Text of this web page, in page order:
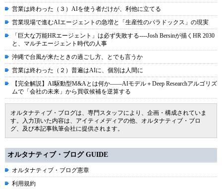
営業は終わった（３）AIを使う者だけが、利他に立てる
営業現場で進むAIエージェントの急増と「生産性のパラドックス」の現実
「巨大な万能HRエージェント」は必ず失敗する----Josh Bersinが描くHR 2030
と、マルチエージェント時代の人事
沖縄で台風が来たときの過ごし方、とでも言うか
営業は終わった（２）普遍はAIに、個別は人間に
【完全解説】AI駆動型M&Aとは何か――AIモデル＋Deep Researchアルゴリズ
ムで「会社の未来」から買収候補を逆算する
オルタナティブ・ブログは、専門スタッフにより、企画・構成されていま
す。入力頂いた内容は、アイティメディアの他、オルタナティブ・ブロ
グ、及び本記事執筆会社に提供されます。
オルタナティブ・ブログ GUIDE
オルタナティブ・ブログ憲章
利用規約